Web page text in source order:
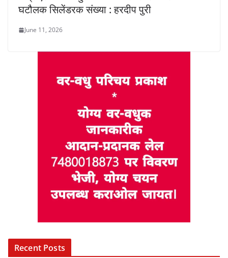
घटौलक सिलेंडरक संख्या : हरदीप पुरी
June 11, 2026
Recent Posts